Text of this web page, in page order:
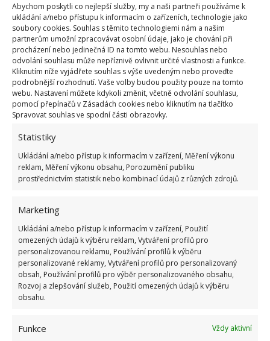
Abychom poskytli co nejlepší služby, my a naši partneři používáme k
ukládání a/nebo přístupu k informacím o zařízeních, technologie jako
soubory cookies. Souhlas s těmito technologiemi nám a našim
partnerům umožní zpracovávat osobní údaje, jako je chování při
procházení nebo jedinečná ID na tomto webu. Nesouhlas nebo
odvolání souhlasu může nepříznivě ovlivnit určité vlastnosti a funkce.
Kliknutím níže vyjádřete souhlas s výše uvedeným nebo proveďte
podrobnější rozhodnutí. Vaše volby budou použity pouze na tomto
webu. Nastavení můžete kdykoli změnit, včetně odvolání souhlasu,
pomocí přepínačů v Zásadách cookies nebo kliknutím na tlačítko
Spravovat souhlas ve spodní části obrazovky.
Statistiky
Ukládání a/nebo přístup k informacím v zařízení, Měření výkonu
reklam, Měření výkonu obsahu, Porozumění publiku
prostřednictvím statistik nebo kombinací údajů z různých zdrojů.
Marketing
Ukládání a/nebo přístup k informacím v zařízení, Použití
omezených údajů k výběru reklam, Vytváření profilů pro
personalizovanou reklamu, Používání profilů k výběru
personalizované reklamy, Vytváření profilů pro personalizovaný
obsah, Používání profilů pro výběr personalizovaného obsahu,
Rozvoj a zlepšování služeb, Použití omezených údajů k výběru
obsahu.
Funkce
Vždy aktivní
23.6.2026
Retro kvíz o oblíbených autech v dobách
socialismu: Tehdejší řidiči musí získat 10 z 10
bodů
6.5.2026
ŽHAVÉ NOVINKY
Díky vhodné přípravě nebudou letní horka
problém. Pomůže i zatemňování a načasované
větrání
8.8.2026
i při nakládání. Díky tomuto postupu chutnají